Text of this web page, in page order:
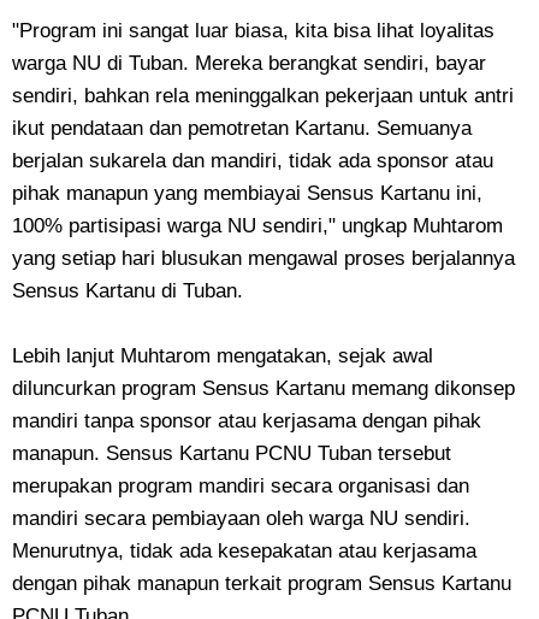
"Program ini sangat luar biasa, kita bisa lihat loyalitas
warga NU di Tuban. Mereka berangkat sendiri, bayar
sendiri, bahkan rela meninggalkan pekerjaan untuk antri
ikut pendataan dan pemotretan Kartanu. Semuanya
berjalan sukarela dan mandiri, tidak ada sponsor atau
pihak manapun yang membiayai Sensus Kartanu ini,
100% partisipasi warga NU sendiri," ungkap Muhtarom
yang setiap hari blusukan mengawal proses berjalannya
Sensus Kartanu di Tuban.
Lebih lanjut Muhtarom mengatakan, sejak awal
diluncurkan program Sensus Kartanu memang dikonsep
mandiri tanpa sponsor atau kerjasama dengan pihak
manapun. Sensus Kartanu PCNU Tuban tersebut
merupakan program mandiri secara organisasi dan
mandiri secara pembiayaan oleh warga NU sendiri.
Menurutnya, tidak ada kesepakatan atau kerjasama
dengan pihak manapun terkait program Sensus Kartanu